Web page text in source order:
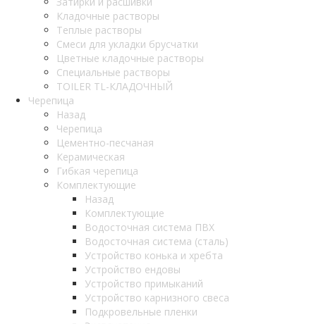
Кладочные растворы
Теплые растворы
Смеси для укладки брусчатки
Цветные кладочные растворы
Специальные растворы
TOILER TL-КЛАДОЧНЫЙ
Черепица
Назад
Черепица
Цементно-песчаная
Керамическая
Гибкая черепица
Комплектующие
Назад
Комплектующие
Водосточная система ПВХ
Водосточная система (сталь)
Устройство конька и хребта
Устройство ендовы
Устройство примыканий
Устройство карнизного свеса
Подкровельные пленки